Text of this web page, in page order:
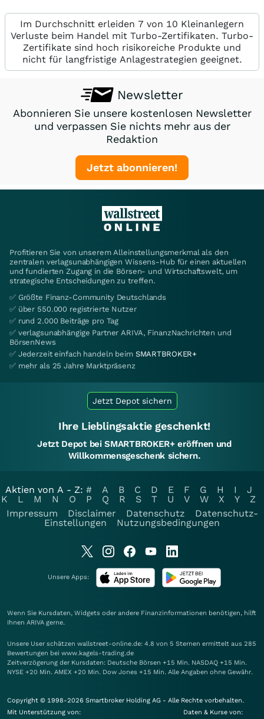
Im Durchschnitt erleiden 7 von 10 Kleinanlegern
Verluste beim Handel mit Turbo-Zertifikaten. Turbo-
Zertifikate sind hoch risikoreiche Produkte und
nicht für langfristige Anlagestrategien geeignet.
Newsletter
Abonnieren Sie unsere kostenlosen Newsletter
und verpassen Sie nichts mehr aus der
Redaktion
Jetzt abonnieren!
Profitieren Sie von unserem Alleinstellungsmerkmal als den
zentralen verlagsunabhängigen Wissens-Hub für einen aktuellen
und fundierten Zugang in die Börsen- und Wirtschaftswelt, um
strategische Entscheidungen zu treffen.
✅ Größte Finanz-Community Deutschlands
✅ über 550.000 registrierte Nutzer
✅ rund 2.000 Beiträge pro Tag
✅ verlagsunabhängige Partner ARIVA, FinanzNachrichten und
BörsenNews
✅ Jederzeit einfach handeln beim SMARTBROKER+
✅ mehr als 25 Jahre Marktpräsenz
Jetzt Depot sichern
Ihre Lieblingsaktie geschenkt!
Jetzt Depot bei SMARTBROKER+ eröffnen und
Willkommensgeschenk sichern.
Aktien von A - Z: # A B C D E F G H I
J
K
L M N O P Q R S T U V W X Y
Z
Impressum
Disclaimer Datenschutz
Datenschutz-
Einstellungen
Nutzungsbedingungen
Unsere Apps:
Wenn Sie Kursdaten, Widgets oder andere Finanzinformationen benötigen, hilft
Ihnen ARIVA gerne.
Unsere User schätzen wallstreet-online.de: 4.8 von 5 Sternen ermittelt aus 285
Bewertungen bei www.kagels-trading.de
Zeitverzögerung der Kursdaten: Deutsche Börsen +15 Min. NASDAQ +15 Min.
NYSE +20 Min. AMEX +20 Min. Dow Jones +15 Min. Alle Angaben ohne Gewähr.
Copyright © 1998-2026 Smartbroker Holding AG - Alle Rechte vorbehalten.
Mit Unterstützung von:
Daten & Kurse von: